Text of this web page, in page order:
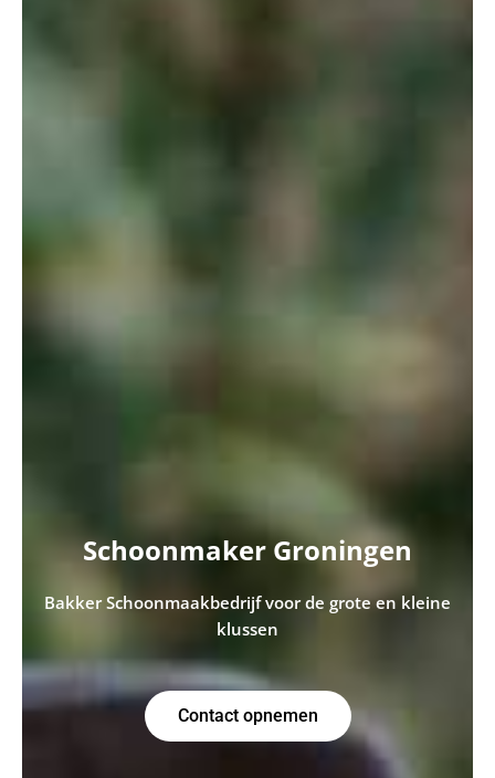
Schoonmaker Groningen
Bakker Schoonmaakbedrijf voor de grote en kleine
klussen
Contact opnemen